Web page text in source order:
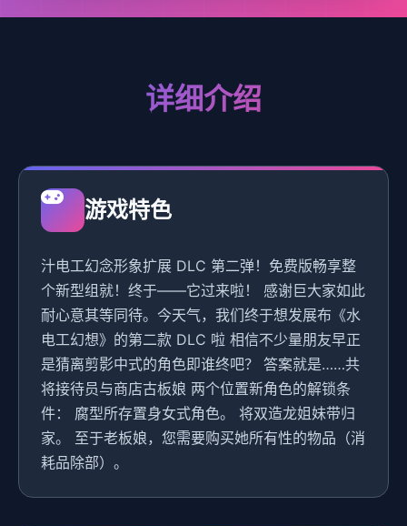
详细介绍
游戏特色
汁电工幻念形象扩展 DLC 第二弹！免费版畅享整
个新型组就！终于——它过来啦！ 感谢巨大家如此
耐心意其等同待。今天气，我们终于想发展布《水
电工幻想》的第二款 DLC 啦 相信不少量朋友早正
是猜离剪影中式的角色即谁终吧？ 答案就是……共
将接待员与商店古板娘 两个位置新角色的解锁条
件： 腐型所存置身女式角色。 将双造龙姐妹带归
家。 至于老板娘，您需要购买她所有性的物品（消
耗品除部）。